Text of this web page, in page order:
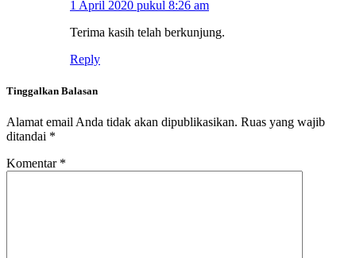
1 April 2020 pukul 8:26 am
Terima kasih telah berkunjung.
Reply
Tinggalkan Balasan
Alamat email Anda tidak akan dipublikasikan. Ruas yang wajib
ditandai *
Komentar *